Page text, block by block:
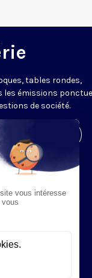
tables rondes,
les émissions
de société.
de l'émission